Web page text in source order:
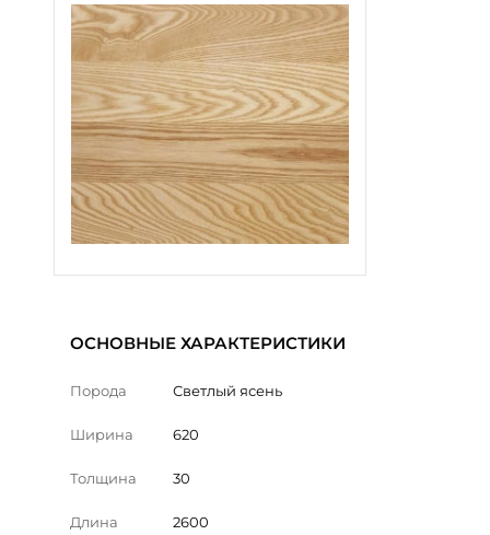
ОСНОВНЫЕ ХАРАКТЕРИСТИКИ
Порода Светлый ясень
Ширина 620
Толщина 30
Длина 2600